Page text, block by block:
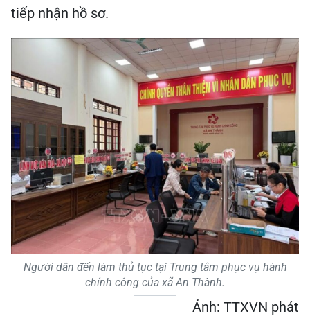
tiếp nhận hồ sơ.
Người dân đến làm thủ tục tại Trung tâm phục vụ hành
chính công của xã An Thành.
Ảnh: TTXVN phát